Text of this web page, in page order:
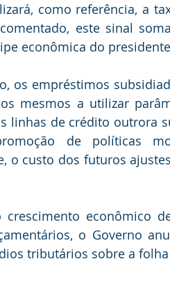
como referência, a
este sinal
econômica do
os empréstimos
mesmos a utilizar
linhas de crédito outrora
de políticas
o custo dos futuros
crescimento econômico
o Governo
tributários sobre a